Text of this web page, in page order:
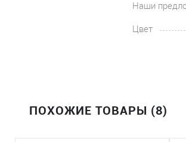
Наши
Цвет
ПОХОЖИЕ ТОВАРЫ (8)